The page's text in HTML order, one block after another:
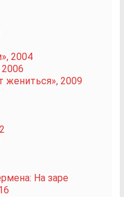
2004
жениться», 2009
На заре